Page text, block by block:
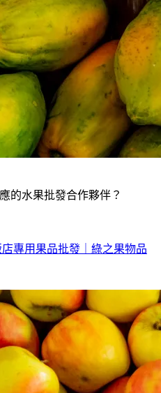
的水果批發合作夥伴？
專用果品批發｜綠之果物品